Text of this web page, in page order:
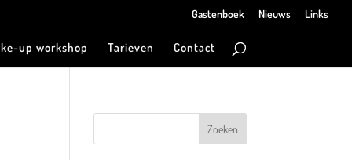
Gastenboek Nieuws Links
up workshop Tarieven Contact